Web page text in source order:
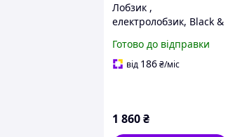
Лобзик ,
електролобзик, Black &
Готово до відправки
від 186₴/міс
1 860₴